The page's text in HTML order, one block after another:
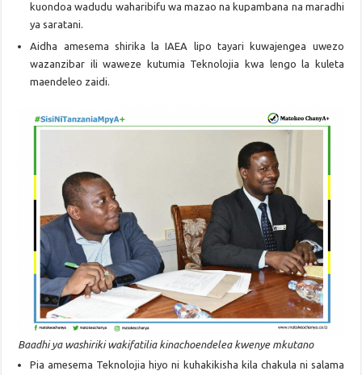
kuondoa wadudu waharibifu wa mazao na kupambana na maradhi
ya saratani.
Aidha amesema shirika la IAEA lipo tayari kuwajengea uwezo
wazanzibar ili waweze kutumia Teknolojia kwa lengo la kuleta
maendeleo zaidi.
Baadhi ya washiriki wakifatilia kinachoendelea kwenye mkutano
Pia amesema Teknolojia hiyo ni kuhakikisha kila chakula ni salama